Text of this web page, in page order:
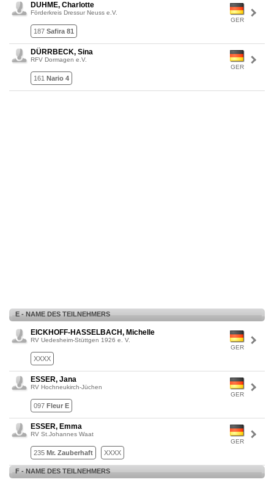
GER
DUHME, Charlotte
Förderkreis Dressur Neuss e.V.
187 Safira 81
GER
DÜRRBECK, Sina
RFV Dormagen e.V.
161 Nario 4
E - NAME DES TEILNEHMERS
GER
EICKHOFF-HASSELBACH, Michelle
RV Uedesheim-Stüttgen 1926 e. V.
XXXX
GER
ESSER, Jana
RV Hochneukirch-Jüchen
097 Fleur E
GER
ESSER, Emma
RV St.Johannes Waat
235 Mr. Zauberhaft XXXX
F - NAME DES TEILNEHMERS